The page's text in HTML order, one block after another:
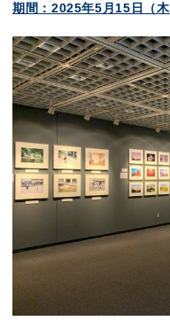
期間：2025年5月15日（木